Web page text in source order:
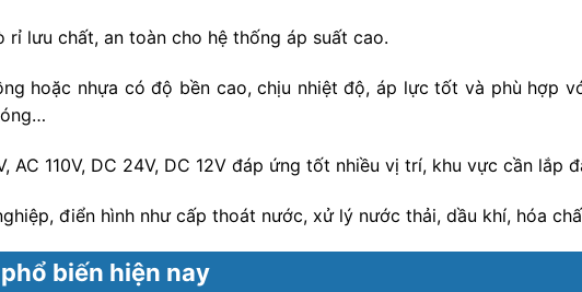
lưu chất, an toàn cho hệ thống áp suất cao.
hoặc nhựa có độ bền cao, chịu nhiệt độ, áp lực tốt và phù hợp
110V, DC 24V, DC 12V đáp ứng tốt nhiều vị trí, khu vực cần lắp
điển hình như cấp thoát nước, xử lý nước thải, dầu khí, hóa
biến hiện nay